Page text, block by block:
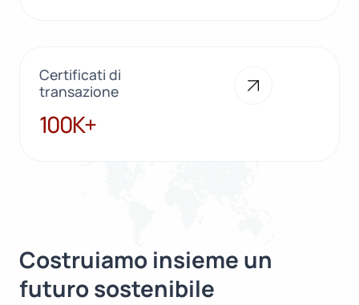
Certificati di
transazione
100K+
100K+
Costruiamo insieme un
futuro sostenibile